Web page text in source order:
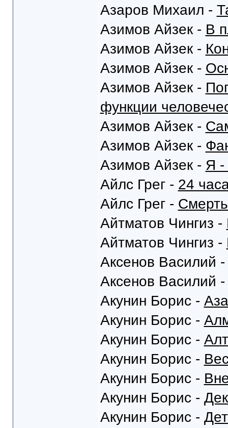
Азаров Михаил -
Азимов Айзек - В
Азимов Айзек -
Азимов Айзек -
Азимов Айзек -
функции
Азимов Айзек -
Азимов Айзек -
Азимов Айзек - Я -
Айлс Грег - 24
Айлс Грег -
Айтматов Чингиз -
Айтматов Чингиз -
Аксенов Василий
Аксенов Василий
Акунин Борис -
Акунин Борис -
Акунин Борис -
Акунин Борис -
Акунин Борис -
Акунин Борис -
Акунин Борис -